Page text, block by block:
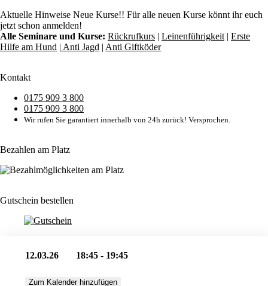
Aktuelle Hinweise Neue Kurse!! Für alle neuen Kurse könnt ihr euch
jetzt schon anmelden!
Alle Seminare und Kurse: Rückrufkurs | Leinenführigkeit | Erste
Hilfe am Hund | Anti Jagd | Anti Giftköder
Kontakt
0175 909 3 800
0175 909 3 800
Wir rufen Sie garantiert innerhalb von 24h zurück! Versprochen.
Bezahlen am Platz
Gutschein bestellen
12.03.26 18:45 - 19:45
Zum Kalender hinzufügen